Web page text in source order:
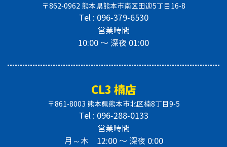
〒862-0962 熊本県熊本市南区田迎5丁目16-8
Tel : 096-379-6530
営業時間
10:00 〜 深夜 01:00
CL3 楠店
〒861-8003 熊本県熊本市北区楠8丁目9-5
Tel : 096-288-0133
営業時間
月～木 12:00 〜 深夜 0:00